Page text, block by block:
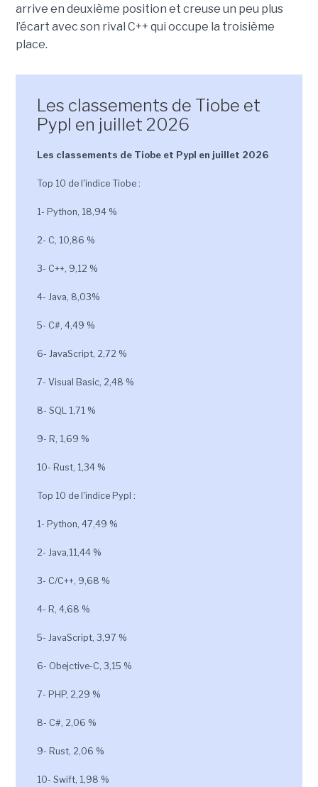
arrive en deuxième position et creuse un peu plus
l’écart avec son rival C++ qui occupe la troisième
place.
Les classements de Tiobe et
Pypl en juillet 2026
Les classements de Tiobe et Pypl en juillet 2026
Top 10 de l'indice Tiobe :
1- Python, 18,94 %
2- C, 10,86 %
3- C++, 9,12 %
4- Java, 8,03%
5- C#, 4,49 %
6- JavaScript, 2,72 %
7- Visual Basic, 2,48 %
8- SQL 1,71 %
9- R, 1,69 %
10- Rust, 1,34 %
Top 10 de l'indice Pypl :
1- Python, 47,49 %
2- Java,11,44 %
3- C/C++, 9,68 %
4- R, 4,68 %
5- JavaScript, 3,97 %
6- Obejctive-C, 3,15 %
7- PHP, 2,29 %
8- C#, 2,06 %
9- Rust, 2,06 %
10- Swift, 1,98 %